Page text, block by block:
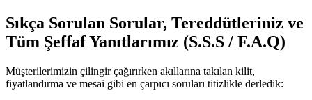
Sıkça Sorulan Sorular, Tereddütleriniz ve
Tüm Şeffaf Yanıtlarımız (S.S.S / F.A.Q)
Müşterilerimizin çilingir çağırırken akıllarına takılan kilit,
fiyatlandırma ve mesai gibi en çarpıcı soruları titizlikle derledik: